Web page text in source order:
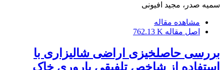
سمیه صدر، مجید افیونی
مشاهده مقاله
اصل مقاله 762.13 K
بررسی حاصلخیزی اراضی شالیزاری با
استفاده از شاخص تلفیقی باروری خاک